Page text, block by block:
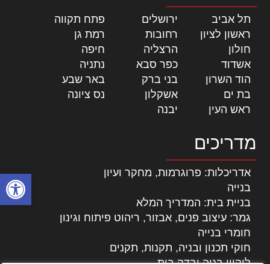
פתח
תל אביב ירושלים פתח תקווה
ראשון לציון
רחובות רמת גן
חולון
הרצליה חיפה
אשדוד
כפר סבא נתניה
הוד השרון
בני ברק באר שבע
בת ים
אשקלון נס ציונה
ראש העין
יבנה
מדריכים
אדריכלות: פרוגרמות, מחקר ועיון
בנייה
בניית בית: המדריך המלא
גמר: עיצוב פנים, אבזור, ריהוט פיתוח וגינון
חומרי בנייה
חוקי תכנון ובניה, תקנות, תקנים